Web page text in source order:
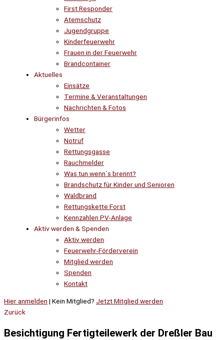
First Responder
Atemschutz
Jugendgruppe
Kinderfeuerwehr
Frauen in der Feuerwehr
Brandcontainer
Aktuelles
Einsätze
Termine & Veranstaltungen
Nachrichten & Fotos
Bürgerinfos
Wetter
Notruf
Rettungsgasse
Rauchmelder
Was tun wenn´s brennt?
Brandschutz für Kinder und Senioren
Waldbrand
Rettungskette Forst
Kennzahlen PV-Anlage
Aktiv werden & Spenden
Aktiv werden
Feuerwehr-Förderverein
Mitglied werden
Spenden
Kontakt
Hier anmelden | Kein Mitglied? Jetzt Mitglied werden
Zurück
Besichtigung Fertigteilewerk der Dreßler Bau